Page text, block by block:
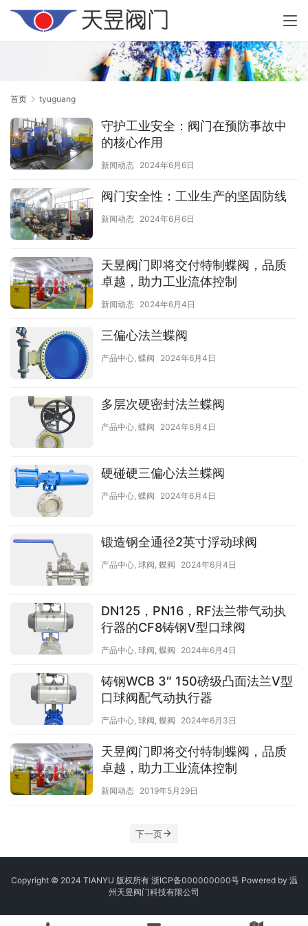
首页 tyuguang
守护工业安全：阀门在预防事故中
的核心作用
新闻动态 2024年6月6日
阀门安全性：工业生产的坚固防线
新闻动态 2024年6月6日
天昱阀门即将交付特制蝶阀，品质
卓越，助力工业流体控制
新闻动态 2024年6月4日
三偏心法兰蝶阀
产品中心 蝶阀 2024年6月4日
多层次硬密封法兰蝶阀
产品中心 蝶阀 2024年6月4日
硬碰硬三偏心法兰蝶阀
产品中心 蝶阀 2024年6月4日
锻造钢全通径2英寸浮动球阀
产品中心 球阀 蝶阀 2024年6月4日
DN125，PN16，RF法兰带气动执
行器的CF8铸钢V型口球阀
产品中心 球阀 蝶阀 2024年6月4日
铸钢WCB 3″ 150磅级凸面法兰V型
口球阀配气动执行器
产品中心 球阀 蝶阀 2024年6月3日
天昱阀门即将交付特制蝶阀，品质
卓越，助力工业流体控制
新闻动态 2019年5月29日
下一页
Copyright © 2024 TIANYU 版权所有 浙ICP备000000000号 Powered by 温
州天昱阀门科技有限公司